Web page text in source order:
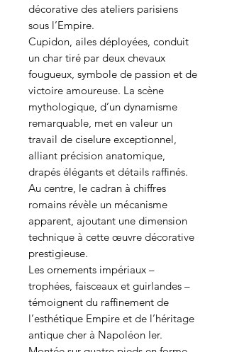
décorative des ateliers parisiens
sous l’Empire.
Cupidon, ailes déployées, conduit
un char tiré par deux chevaux
fougueux, symbole de passion et de
victoire amoureuse. La scène
mythologique, d’un dynamisme
remarquable, met en valeur un
travail de ciselure exceptionnel,
alliant précision anatomique,
drapés élégants et détails raffinés.
Au centre, le cadran à chiffres
romains révèle un mécanisme
apparent, ajoutant une dimension
technique à cette œuvre décorative
prestigieuse.
Les ornements impériaux –
trophées, faisceaux et guirlandes –
témoignent du raffinement de
l’esthétique Empire et de l’héritage
antique cher à Napoléon Ier.